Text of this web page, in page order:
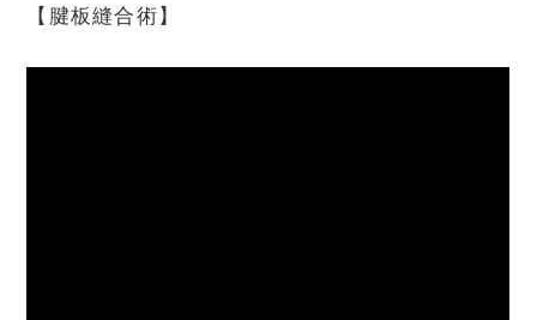
【腱板縫合術】